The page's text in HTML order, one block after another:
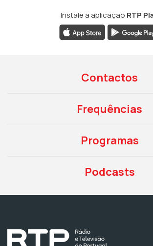
Instale a aplicação RTP
Contactos
Frequências
Programas
Podcasts